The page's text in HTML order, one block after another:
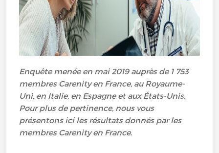
Enquête menée en mai 2019 auprès de 1 753
membres Carenity en France, au Royaume-
Uni, en Italie, en Espagne et aux États-Unis.
Pour plus de pertinence, nous vous
présentons ici les résultats donnés par les
membres Carenity en France.